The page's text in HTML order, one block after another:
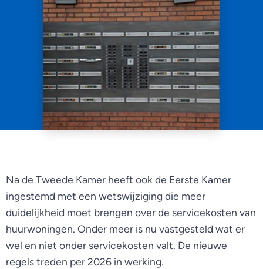
Na de Tweede Kamer heeft ook de Eerste Kamer
ingestemd met een wetswijziging die meer
duidelijkheid moet brengen over de servicekosten van
huurwoningen. Onder meer is nu vastgesteld wat er
wel en niet onder servicekosten valt. De nieuwe
regels treden per 2026 in werking.